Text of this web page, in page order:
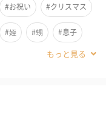
ます。
ン。
#お祝い #クリスマス
#姪 #甥 #息子